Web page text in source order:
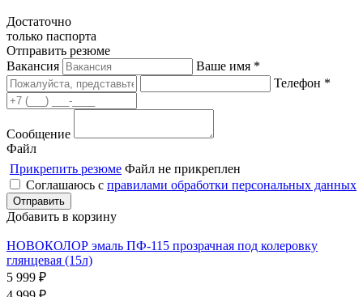
Достаточно
только паспорта
Отправить резюме
Вакансия
Ваше имя *
Телефон *
Сообщение
Файл
Прикрепить резюме Файл не прикреплен
Соглашаюсь с правилами обработки персональных данных
Добавить в корзину
НОВОКОЛОР эмаль ПФ-115 прозрачная под колеровку
глянцевая (15л)
5 999 ₽